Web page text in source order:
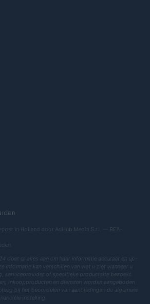
in Holland door AdHub Media S.r.l. — REA-
doet er alles aan om haar informatie accuraat en up-
informatie kan verschillen van wat u ziet wanneer u
serviceprovider of specifieke productsite bezoekt.
inkoopproducten en diensten worden aangeboden
bij het beoordelen van aanbiedingen de algemene
instelling.